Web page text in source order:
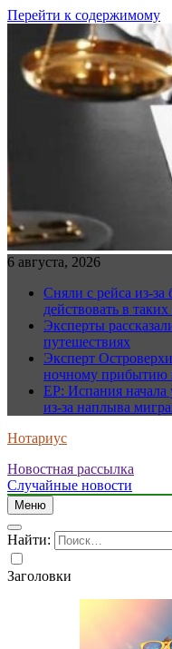
Перейти к содержимому
6 августа, 2026
Сняли с рейса из-за
действовать в
Эксперты
путешествиях
Эксперт
ночному прибытию
EP: Испания начала
из-за наплыва
Нотариус
Новостная рассылка
Случайные новости
Меню
Найти:
Заголовки